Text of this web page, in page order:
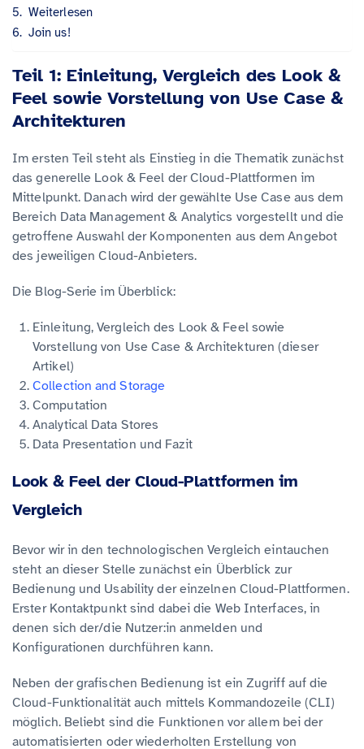
Weiterlesen
Join us!
Teil 1: Einleitung, Vergleich des Look &
Feel sowie Vorstellung von Use Case &
Architekturen
Im ersten Teil steht als Einstieg in die Thematik zunächst
das generelle Look & Feel der Cloud-Plattformen im
Mittelpunkt. Danach wird der gewählte Use Case aus dem
Bereich Data Management & Analytics vorgestellt und die
getroffene Auswahl der Komponenten aus dem Angebot
des jeweiligen Cloud-Anbieters.
Die Blog-Serie im Überblick:
Einleitung, Vergleich des Look & Feel sowie
Vorstellung von Use Case & Architekturen (dieser
Artikel)
Collection and Storage
Computation
Analytical Data Stores
Data Presentation und Fazit
Look & Feel der Cloud-Plattformen im
Vergleich
Bevor wir in den technologischen Vergleich eintauchen
steht an dieser Stelle zunächst ein Überblick zur
Bedienung und Usability der einzelnen Cloud-Plattformen.
Erster Kontaktpunkt sind dabei die Web Interfaces, in
denen sich der/die Nutzer:in anmelden und
Konfigurationen durchführen kann.
Neben der grafischen Bedienung ist ein Zugriff auf die
Cloud-Funktionalität auch mittels Kommandozeile (CLI)
möglich. Beliebt sind die Funktionen vor allem bei der
automatisierten oder wiederholten Erstellung von